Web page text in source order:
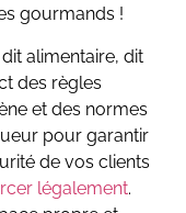
gourmands !
alimentaire, dit
des règles
et des normes
pour garantir
de vos clients
légalement.